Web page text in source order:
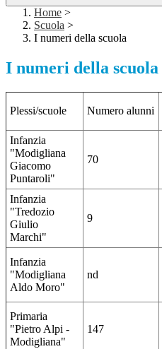
Home >
Scuola >
I numeri della scuola
I numeri della scuola
Plessi/scuole Numero alunni
Infanzia
"Modigliana
Giacomo
Puntaroli"
70
Infanzia
"Tredozio
Giulio
Marchi"
9
Infanzia
"Modigliana
Aldo Moro"
nd
Primaria
"Pietro Alpi -
Modigliana"
147